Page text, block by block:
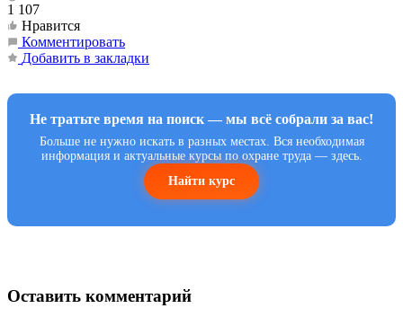
1 107
Нравится
Комментировать
Добавить в закладки
Не тратьте время на поиск — мы всё собрали за вас!
Больше не нужно искать в разных местах. Вся необходимая
информация и актуальные курсы по охране труда — здесь.
Найти курс
Оставить комментарий